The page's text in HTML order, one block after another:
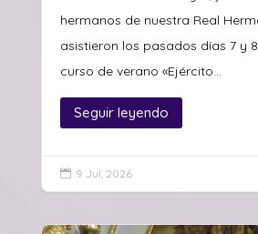
hermanos de nuestra Real
asistieron los pasados días 7 y
curso de verano «Ejército...
Seguir leyendo
 9 Jul, 2026